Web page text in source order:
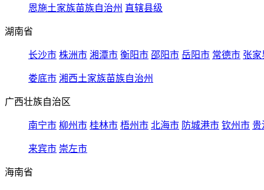
恩施土家族苗族自治州 直辖县级
湖南省
长沙市 株洲市 湘潭市 衡阳市 邵阳市 岳阳市 常德市 张家
娄底市 湘西土家族苗族自治州
广西壮族自治区
南宁市 柳州市 桂林市 梧州市 北海市 防城港市 钦州市 贵
来宾市 崇左市
海南省